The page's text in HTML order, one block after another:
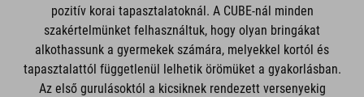
pozitív korai tapasztalatoknál. A CUBE-nál minden
szakértelmünket felhasználtuk, hogy olyan bringákat
alkothassunk a gyermekek számára, melyekkel kortól és
tapasztalattól függetlenül lelhetik örömüket a gyakorlásban.
Az első gurulásoktól a kicsiknek rendezett versenyekig